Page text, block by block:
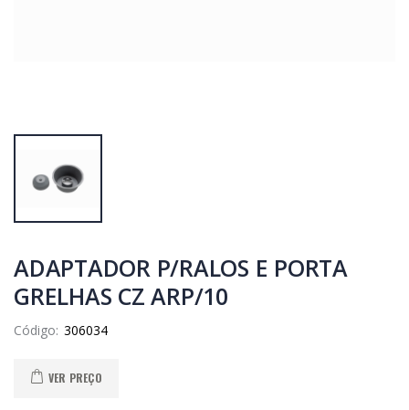
ADAPTADOR P/RALOS E PORTA
GRELHAS CZ ARP/10
Código:
VER PREÇO